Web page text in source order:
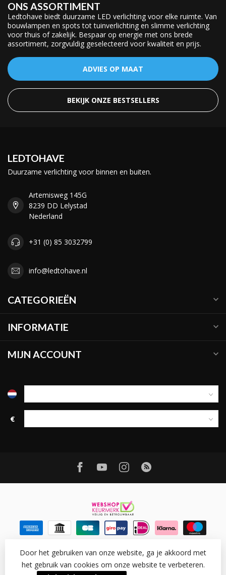
ONS ASSORTIMENT
Ledtohave biedt duurzame LED verlichting voor elke ruimte. Van
bouwlampen en spots tot tuinverlichting en slimme verlichting
voor thuis of zakelijk. Bespaar op energie met ons brede
assortiment, zorgvuldig geselecteerd voor kwaliteit en prijs.
ADVIES OP MAAT
BEKIJK ONZE BESTSELLERS
LEDTOHAVE
Duurzame verlichting voor binnen en buiten.
Artemisweg 145G
8239 DD Lelystad
Nederland
+31 (0) 85 3032799
info@ledtohave.nl
CATEGORIEËN
INFORMATIE
MIJN ACCOUNT
€
© Copyright 2026 Ledtohave- Powered by Lightspeed-
Door het gebruiken van onze website, ga je akkoord met
het gebruik van cookies om onze website te verbeteren.